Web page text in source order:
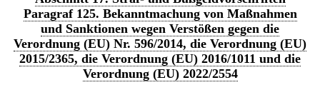
Paragraf 125. Bekanntmachung von Maßnahmen
und Sanktionen wegen Verstößen gegen die
Verordnung (EU) Nr. 596/2014, die Verordnung (EU)
2015/2365, die Verordnung (EU) 2016/1011 und die
Verordnung (EU) 2022/2554